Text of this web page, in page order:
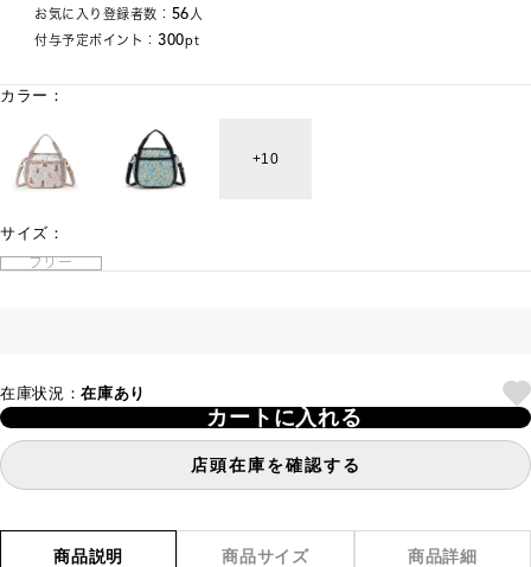
お気に入り登録者数： 56人
付与予定ポイント： 300pt
カラー：
10
サイズ：
フリー
在庫状況：在庫あり
カートに入れる
店頭在庫を確認する
商品説明 商品サイズ 商品詳細